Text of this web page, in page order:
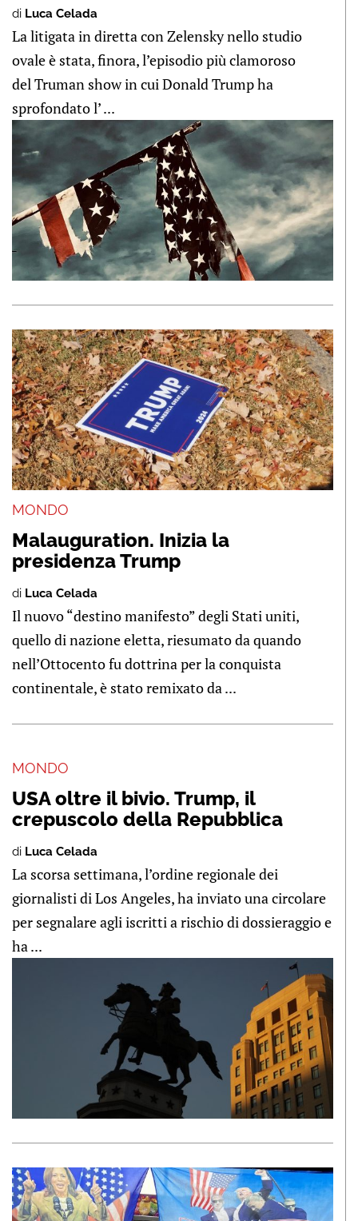
di Luca Celada
La litigata in diretta con Zelensky nello studio
ovale è stata, finora, l’episodio più clamoroso
del Truman show in cui Donald Trump ha
sprofondato l’ ...
MONDO
Malauguration. Inizia la
presidenza Trump
di Luca Celada
Il nuovo “destino manifesto” degli Stati uniti,
quello di nazione eletta, riesumato da quando
nell’Ottocento fu dottrina per la conquista
continentale, è stato remixato da ...
MONDO
USA oltre il bivio. Trump, il
crepuscolo della Repubblica
di Luca Celada
La scorsa settimana, l’ordine regionale dei
giornalisti di Los Angeles, ha inviato una circolare
per segnalare agli iscritti a rischio di dossieraggio e
ha ...